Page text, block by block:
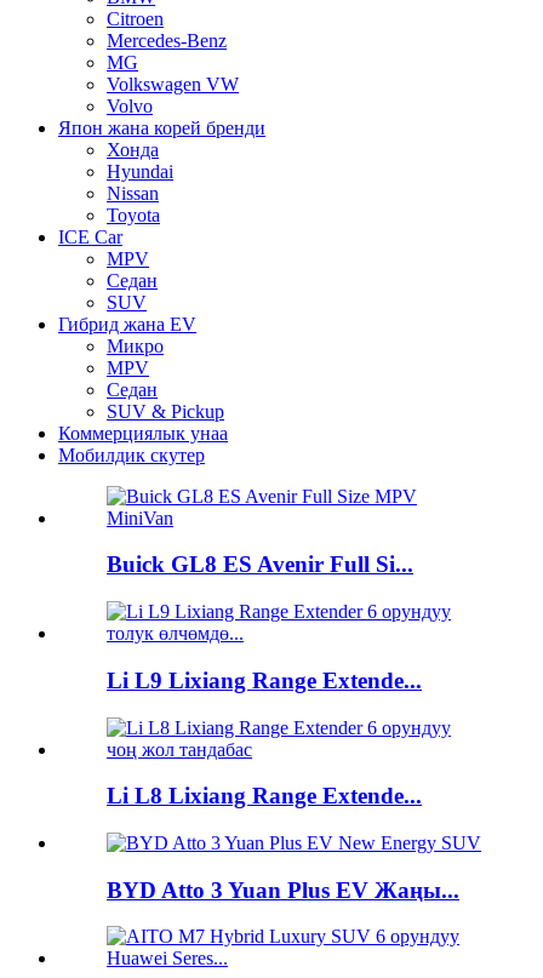
Citroen
Mercedes-Benz
MG
Volkswagen VW
Volvo
Япон жана корей бренди
Хонда
Hyundai
Nissan
Toyota
ICE Car
MPV
Седан
SUV
Гибрид жана EV
Микро
MPV
Седан
SUV & Pickup
Коммерциялык унаа
Мобилдик скутер
Buick GL8 ES Avenir Full Si...
Li L9 Lixiang Range Extende...
Li L8 Lixiang Range Extende...
BYD Atto 3 Yuan Plus EV Жаңы...